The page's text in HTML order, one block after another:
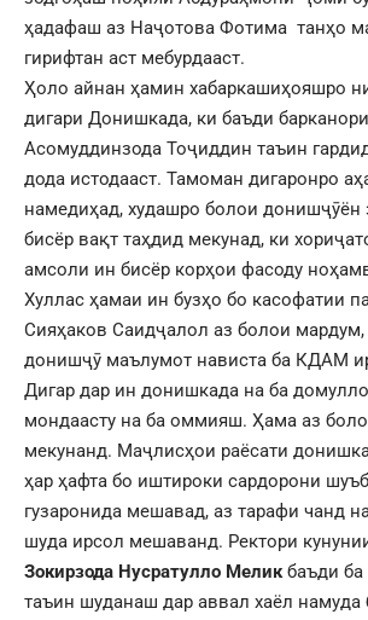
ҳадафаш аз Наҷотова Фотима танҳо
гирифтан аст мебурдааст.
Ҳоло айнан ҳамин хабаркашиҳояшро
дигари Донишкада, ки баъди
Асомуддинзода Тоҷиддин таъин
дода истодааст. Тамоман дигаронро
намедиҳад, худашро болои донишҷӯён
бисёр вақт таҳдид мекунад, ки
амсоли ин бисёр корҳои фасоду
Хуллас ҳамаи ин бузҳо бо касофатии
Сияҳаков Саидҷалол аз болои
донишҷӯ маълумот нависта ба КДАМ
Дигар дар ин донишкада на ба
мондаасту на ба оммияш. Ҳама аз
мекунанд. Маҷлисҳои раёсати
ҳар ҳафта бо иштироки сардорони
гузаронида мешавад, аз тарафи чанд
шуда ирсол мешаванд. Ректори
Зокирзода Нусратулло Меликбаъди
таъин шуданаш дар аввал хаёл намуда